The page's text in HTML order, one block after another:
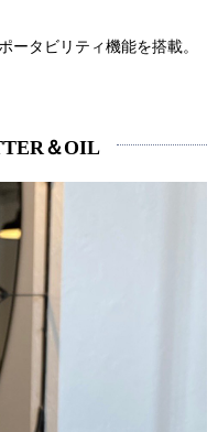
ータビリティ機能を搭載。
＆OIL